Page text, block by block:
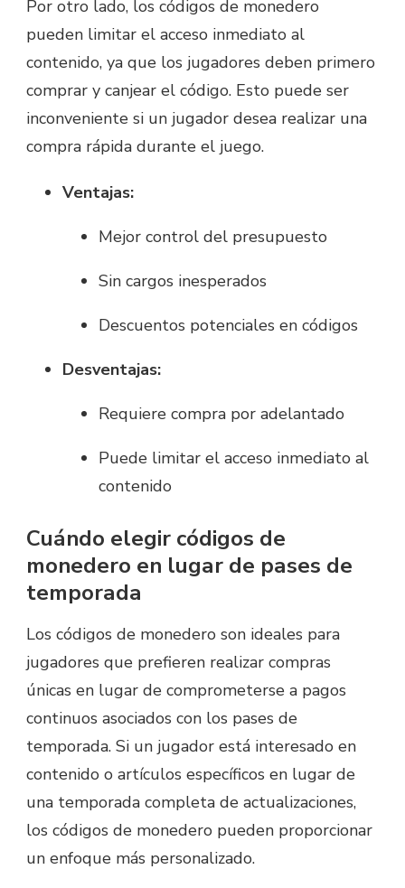
Por otro lado, los códigos de monedero
pueden limitar el acceso inmediato al
contenido, ya que los jugadores deben primero
comprar y canjear el código. Esto puede ser
inconveniente si un jugador desea realizar una
compra rápida durante el juego.
Ventajas:
Mejor control del presupuesto
Sin cargos inesperados
Descuentos potenciales en códigos
Desventajas:
Requiere compra por adelantado
Puede limitar el acceso inmediato al
contenido
Cuándo elegir códigos de
monedero en lugar de pases de
temporada
Los códigos de monedero son ideales para
jugadores que prefieren realizar compras
únicas en lugar de comprometerse a pagos
continuos asociados con los pases de
temporada. Si un jugador está interesado en
contenido o artículos específicos en lugar de
una temporada completa de actualizaciones,
los códigos de monedero pueden proporcionar
un enfoque más personalizado.